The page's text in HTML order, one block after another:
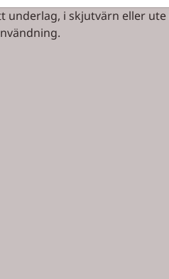
i skjutvärn eller